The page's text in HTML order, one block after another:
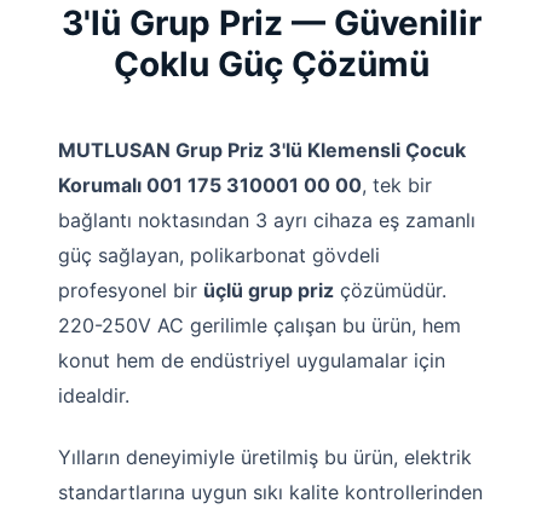
3'lü Grup Priz — Güvenilir
Çoklu Güç Çözümü
MUTLUSAN Grup Priz 3'lü Klemensli Çocuk
Korumalı 001 175 310001 00 00, tek bir
bağlantı noktasından 3 ayrı cihaza eş zamanlı
güç sağlayan, polikarbonat gövdeli
profesyonel bir üçlü grup priz çözümüdür.
220-250V AC gerilimle çalışan bu ürün, hem
konut hem de endüstriyel uygulamalar için
idealdir.
Yılların deneyimiyle üretilmiş bu ürün, elektrik
standartlarına uygun sıkı kalite kontrollerinden